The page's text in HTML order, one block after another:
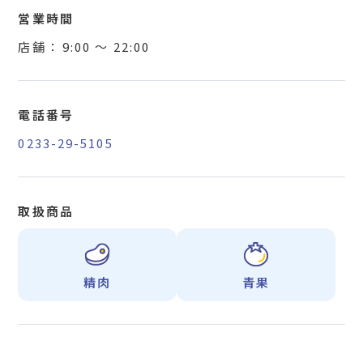
営業時間
店舗 ： 9:00 〜 22:00
電話番号
0233-29-5105
取扱商品
精肉 青果